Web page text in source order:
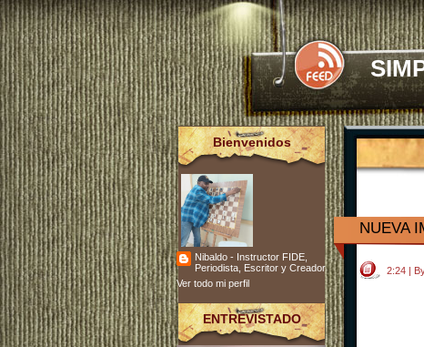
NUEVA
2:24 |
Bienvenidos
Nibaldo - Instructor FIDE,
Periodista, Escritor y Creador
Ver todo mi perfil
ENTREVISTADO